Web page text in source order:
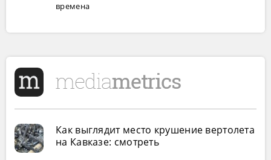
времена
Как выглядит место крушение вертолета
на Кавказе: смотреть